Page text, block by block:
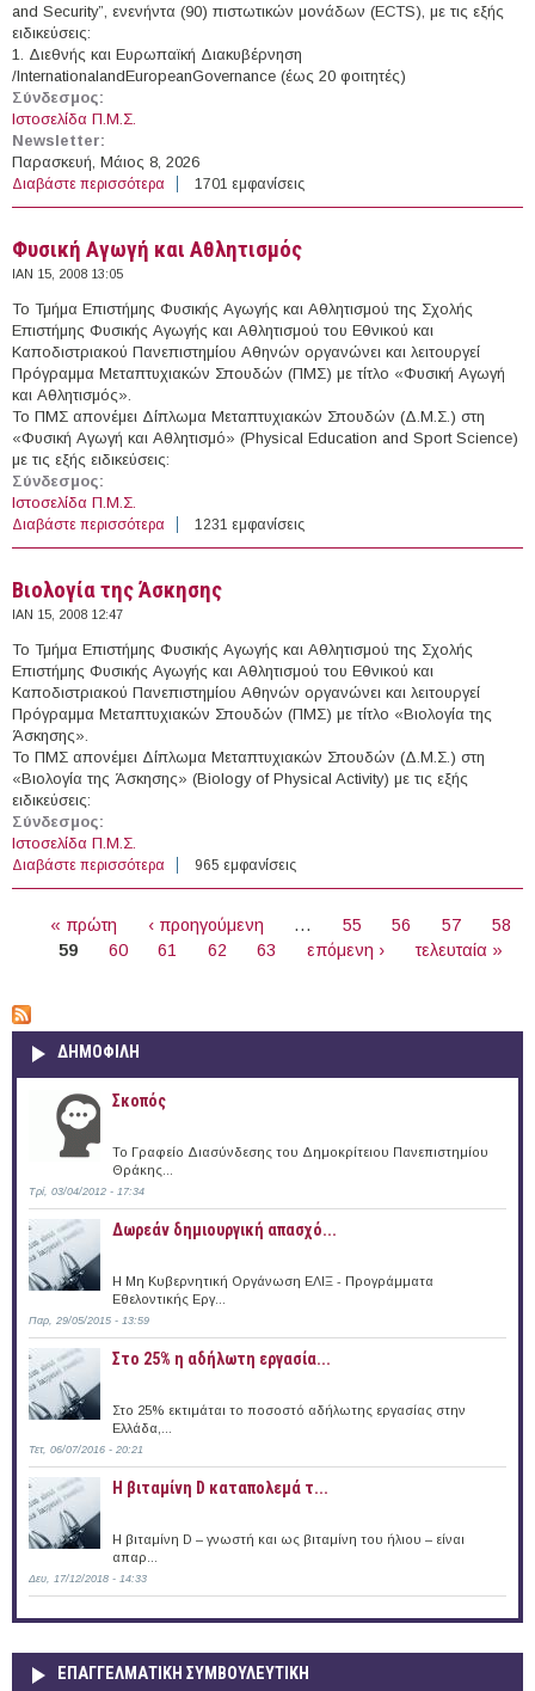
and Security”, ενενήντα (90) πιστωτικών μονάδων (ECTS), με τις εξής
ειδικεύσεις:
1. Διεθνής και Ευρωπαϊκή Διακυβέρνηση
/InternationalandEuropeanGovernance (έως 20 φοιτητές)
Σύνδεσμος:
Ιστοσελίδα Π.Μ.Σ.
Newsletter:
Παρασκευή, Μάιος 8, 2026
Διαβάστε περισσότερα για Παγκόσμια Διακυβέρνηση και Ασφάλεια
1701 εμφανίσεις
Φυσική Αγωγή και Αθλητισμός
ΙΑΝ 15, 2008 13:05
Το Τμήμα Επιστήμης Φυσικής Αγωγής και Αθλητισμού της Σχολής
Επιστήμης Φυσικής Αγωγής και Αθλητισμού του Εθνικού και
Καποδιστριακού Πανεπιστημίου Αθηνών οργανώνει και λειτουργεί
Πρόγραμμα Μεταπτυχιακών Σπουδών (ΠΜΣ) με τίτλο «Φυσική Αγωγή
και Αθλητισμός».
Το ΠΜΣ απονέμει Δίπλωμα Μεταπτυχιακών Σπουδών (Δ.Μ.Σ.) στη
«Φυσική Αγωγή και Αθλητισμό» (Physical Education and Sport Science)
με τις εξής ειδικεύσεις:
Σύνδεσμος:
Ιστοσελίδα Π.Μ.Σ.
Διαβάστε περισσότερα για Φυσική Αγωγή και Αθλητισμός
1231 εμφανίσεις
Βιολογία της Άσκησης
ΙΑΝ 15, 2008 12:47
Το Τμήμα Επιστήμης Φυσικής Αγωγής και Αθλητισμού της Σχολής
Επιστήμης Φυσικής Αγωγής και Αθλητισμού του Εθνικού και
Καποδιστριακού Πανεπιστημίου Αθηνών οργανώνει και λειτουργεί
Πρόγραμμα Μεταπτυχιακών Σπουδών (ΠΜΣ) με τίτλο «Βιολογία της
Άσκησης».
Το ΠΜΣ απονέμει Δίπλωμα Μεταπτυχιακών Σπουδών (Δ.Μ.Σ.) στη
«Βιολογία της Άσκησης» (Biology of Physical Activity) με τις εξής
ειδικεύσεις:
Σύνδεσμος:
Ιστοσελίδα Π.Μ.Σ.
Διαβάστε περισσότερα για Βιολογία της Άσκησης
965 εμφανίσεις
« πρώτη ‹ προηγούμενη … 55 56 57
58
59
60 61 62 63 επόμενη › τελευταία »
ΔΗΜΟΦΙΛΗ
Σκοπός
Το Γραφείο Διασύνδεσης του Δημοκρίτειου Πανεπιστημίου
Θράκης...
Τρί, 03/04/2012 - 17:34
Δωρεάν δημιουργική απασχό...
Η Μη Κυβερνητική Οργάνωση ΕΛΙΞ - Προγράμματα
Εθελοντικής Εργ...
Παρ, 29/05/2015 - 13:59
Στο 25% η αδήλωτη εργασία...
Στο 25% εκτιμάται το ποσοστό αδήλωτης εργασίας στην
Ελλάδα,...
Τετ, 06/07/2016 - 20:21
Η βιταμίνη D καταπολεμά τ...
Η βιταμίνη D – γνωστή και ως βιταμίνη του ήλιου – είναι
απαρ...
Δευ, 17/12/2018 - 14:33
ΕΠΑΓΓΕΛΜΑΤΙΚΉ ΣΥΜΒΟΥΛΕΥΤΙΚΉ